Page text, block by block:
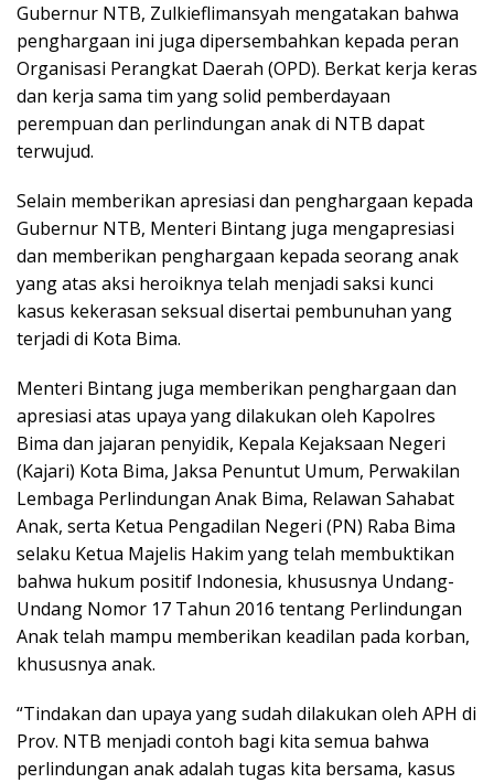
Gubernur NTB, Zulkieflimansyah mengatakan bahwa
penghargaan ini juga dipersembahkan kepada peran
Organisasi Perangkat Daerah (OPD). Berkat kerja keras
dan kerja sama tim yang solid pemberdayaan
perempuan dan perlindungan anak di NTB dapat
terwujud.
Selain memberikan apresiasi dan penghargaan kepada
Gubernur NTB, Menteri Bintang juga mengapresiasi
dan memberikan penghargaan kepada seorang anak
yang atas aksi heroiknya telah menjadi saksi kunci
kasus kekerasan seksual disertai pembunuhan yang
terjadi di Kota Bima.
Menteri Bintang juga memberikan penghargaan dan
apresiasi atas upaya yang dilakukan oleh Kapolres
Bima dan jajaran penyidik, Kepala Kejaksaan Negeri
(Kajari) Kota Bima, Jaksa Penuntut Umum, Perwakilan
Lembaga Perlindungan Anak Bima, Relawan Sahabat
Anak, serta Ketua Pengadilan Negeri (PN) Raba Bima
selaku Ketua Majelis Hakim yang telah membuktikan
bahwa hukum positif Indonesia, khususnya Undang-
Undang Nomor 17 Tahun 2016 tentang Perlindungan
Anak telah mampu memberikan keadilan pada korban,
khususnya anak.
“Tindakan dan upaya yang sudah dilakukan oleh APH di
Prov. NTB menjadi contoh bagi kita semua bahwa
perlindungan anak adalah tugas kita bersama, kasus